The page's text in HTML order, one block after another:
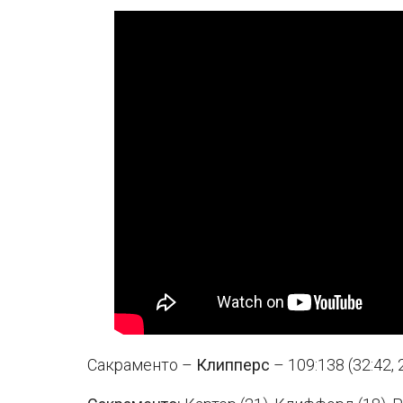
Сакраменто – Клипперс – 109:138 (32:42,